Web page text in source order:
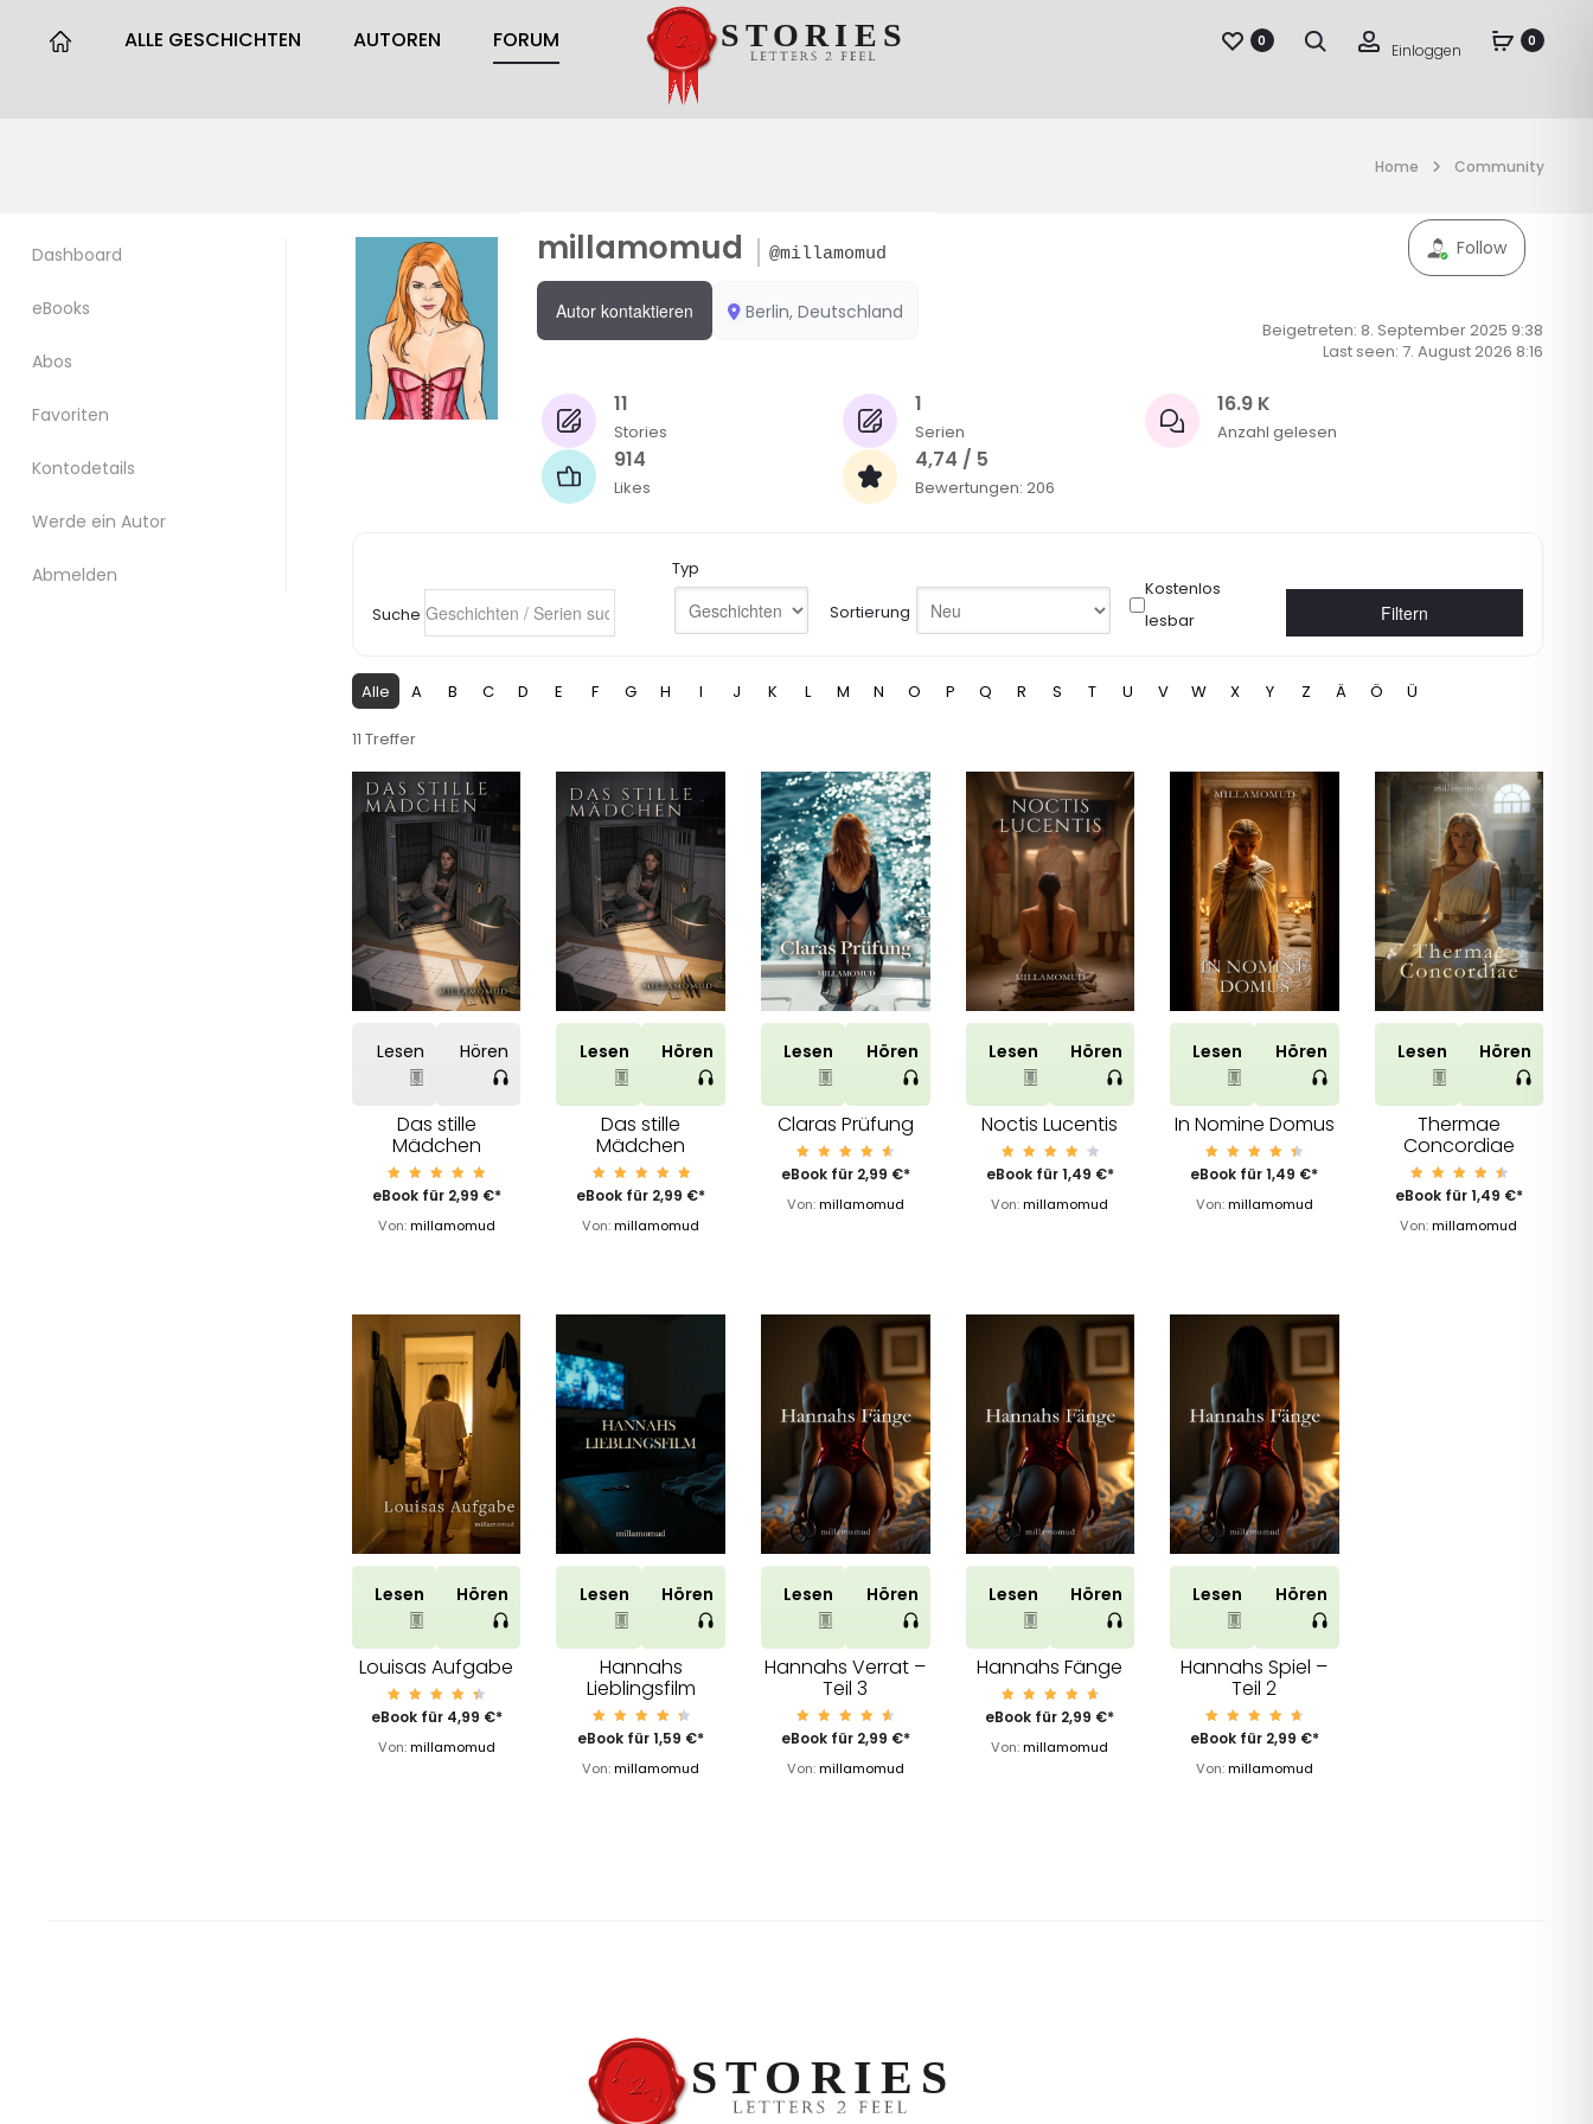
ALLE GESCHICHTEN AUTOREN FORUM 0 Suche Account
Einloggen 0
Home Community
Dashboard
eBooks
Abos
Favoriten
Kontodetails
Werde ein Autor
Abmelden
millamomud @millamomud
Autor kontaktieren Berlin, Deutschland
Beigetreten: 8. September 2025 9:38
Last seen: 7. August 2026 8:16
Follow
11
Stories
1
Serien
16.9 K
Anzahl gelesen
914
Likes
4,74 / 5
Bewertungen: 206
Suche
Typ
Sortierung
Kostenlos
lesbar
Filtern
Alle A B C D E F G H I J K L M N O P Q R S T U V W X Y Z Ä Ö Ü
11 Treffer
Lesen Hören
Das stille
Mädchen
Bewerte
t mit
von 5
eBook für 2,99 €*
Von:millamomud
Lesen Hören
Das stille
Mädchen
Bewerte
t mit
von 5
eBook für 2,99 €*
Von:millamomud
Lesen Hören
Claras Prüfung
Bewert
et mit
von 5
eBook für 2,99 €*
Von:millamomud
Lesen Hören
Noctis Lucentis
Bewert
et mit
von 5
eBook für1,49 €*
Von:millamomud
Lesen Hören
In Nomine Domus
Bewert
et mit
von 5
eBook für1,49 €*
Von:millamomud
Lesen Hören
Thermae
Concordiae
Bewert
et mit
von 5
eBook für1,49 €*
Von:millamomud
Lesen Hören
Louisas Aufgabe
Bewert
et mit
von 5
eBook für 4,99 €*
Von:millamomud
Lesen Hören
Hannahs
Lieblingsfilm
Bewert
et mit
von 5
eBook für1,59 €*
Von:millamomud
Lesen Hören
Hannahs Verrat –
Teil 3
Bewert
et mit
von 5
eBook für 2,99 €*
Von:millamomud
Lesen Hören
Hannahs Fänge
Bewert
et mit
von 5
eBook für 2,99 €*
Von:millamomud
Lesen Hören
Hannahs Spiel –
Teil 2
Bewert
et mit
von 5
eBook für 2,99 €*
Von:millamomud